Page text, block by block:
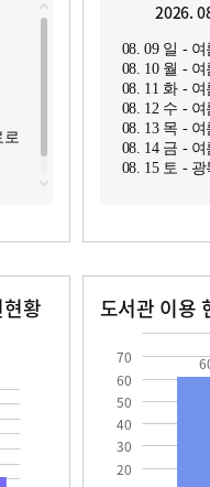
로
2026.
08. 09 일 -
08. 10 월 -
08. 11 화 -
08. 12 수 -
08. 13 목 -
08. 14 금 -
08. 15 토 - 광
황 도서관 이용
20
30
40
50
60
70